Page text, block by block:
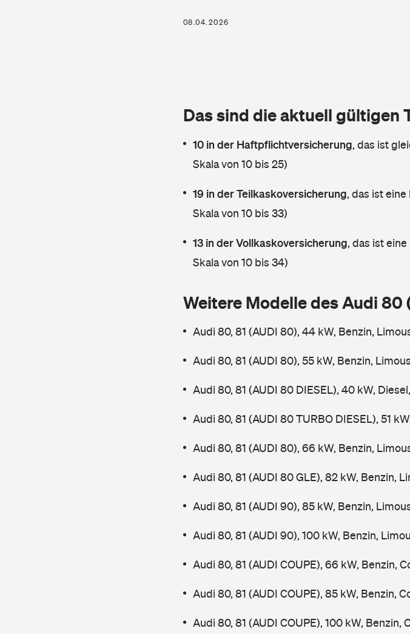
08.04.2026
Das sind die aktuell gültigen
10 in der Haftpflichtversicherung, das ist
Skala von 10 bis 25)
19 in der Teilkaskoversicherung, das ist eine
Skala von 10 bis 33)
13 in der Vollkaskoversicherung, das ist
Skala von 10 bis 34)
Weitere Modelle des Audi
Audi 80, 81 (AUDI 80), 44 kW, Benzin,
Audi 80, 81 (AUDI 80), 55 kW, Benzin,
Audi 80, 81 (AUDI 80 DIESEL), 40 kW,
Audi 80, 81 (AUDI 80 TURBO DIESEL), 51
Audi 80, 81 (AUDI 80), 66 kW, Benzin,
Audi 80, 81 (AUDI 80 GLE), 82 kW, Benzin,
Audi 80, 81 (AUDI 90), 85 kW, Benzin,
Audi 80, 81 (AUDI 90), 100 kW, Benzin,
Audi 80, 81 (AUDI COUPE), 66 kW, Benzin,
Audi 80, 81 (AUDI COUPE), 85 kW, Benzin,
Audi 80, 81 (AUDI COUPE), 100 kW, Benzin,